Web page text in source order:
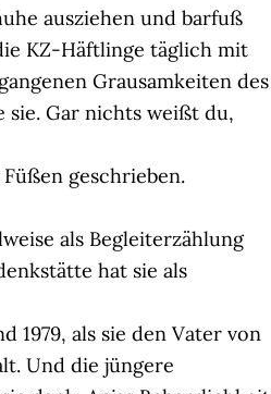
ausziehen und barfuß
KZ-Häftlinge täglich mit
Grausamkeiten des
sie. Gar nichts weißt du,
geschrieben.
als Begleiterzählung
hat sie als
1979, als sie den Vater von
Und die jüngere